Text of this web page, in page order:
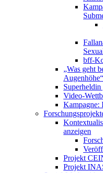
bff-
„Was geht
Augenhöhe“
Video-
Kampagne:
anzeigen
Projekt
Projekt